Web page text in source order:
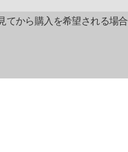
てから購入を希望される場合